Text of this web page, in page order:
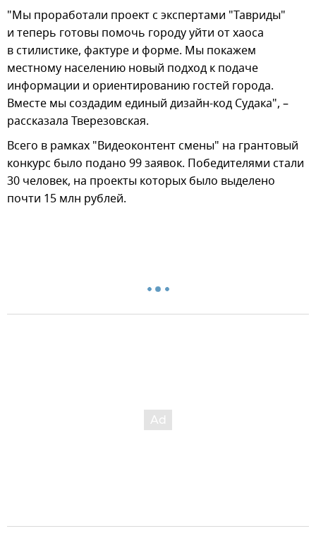
"Мы проработали проект с экспертами "Тавриды"
и теперь готовы помочь городу уйти от хаоса
в стилистике, фактуре и форме. Мы покажем
местному населению новый подход к подаче
информации и ориентированию гостей города.
Вместе мы создадим единый дизайн-код Судака", –
рассказала Тверезовская.
Всего в рамках "Видеоконтент смены" на грантовый
конкурс было подано 99 заявок. Победителями стали
30 человек, на проекты которых было выделено
почти 15 млн рублей.